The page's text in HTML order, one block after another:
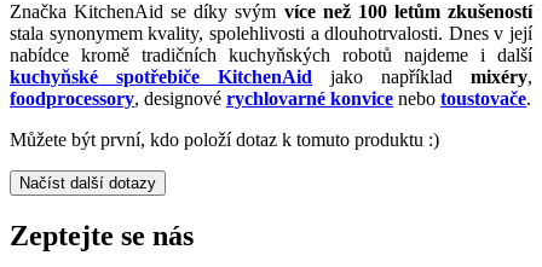
Značka KitchenAid se díky svým více než 100 letům zkušeností
stala synonymem kvality, spolehlivosti a dlouhotrvalosti. Dnes v její
nabídce kromě tradičních kuchyňských robotů najdeme i další
kuchyňské spotřebiče KitchenAid jako například mixéry,
foodprocessory, designové rychlovarné konvice nebo toustovače.
Můžete být první, kdo položí dotaz k tomuto produktu :)
Načíst další dotazy
Zeptejte se nás